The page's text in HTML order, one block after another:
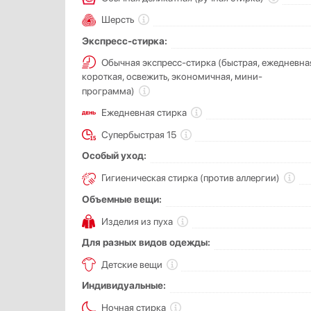
Шерсть
Экспресс-стирка:
Обычная экспресс-стирка (быстрая,
короткая, освежить, экономичная, мини-
программа)
Ежедневная стирка
Супербыстрая 15
Особый уход:
Гигиеническая стирка (против аллергии)
Объемные вещи:
Изделия из пуха
Для разных видов одежды:
Детские вещи
Индивидуальные:
Ночная стирка